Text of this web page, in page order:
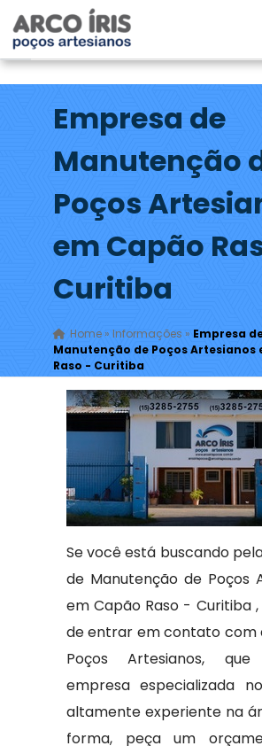
Empresa de
Manutenção
Poços
em Capão
Curitiba
Home» Informações » Empresa
Manutenção de Poços Artesianos
Raso - Curitiba
Se você está buscando
de Manutenção de Poços
em Capão Raso - Curitiba
de entrar em contato com
Poços Artesianos,
empresa especializada
altamente experiente na
forma, peça um